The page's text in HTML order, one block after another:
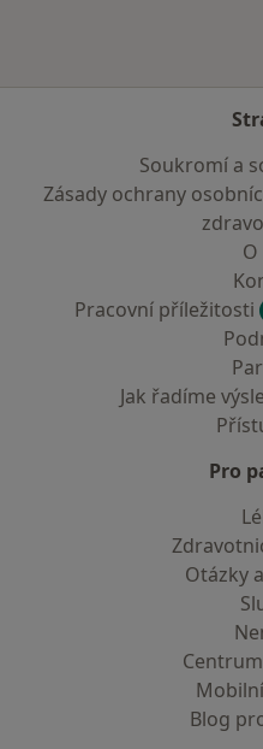
Soukromí a
Zásady ochrany
O
Pracovní příležitosti
Jak řadíme
Pro
Otázky
Blog